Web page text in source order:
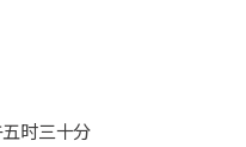
时三十分